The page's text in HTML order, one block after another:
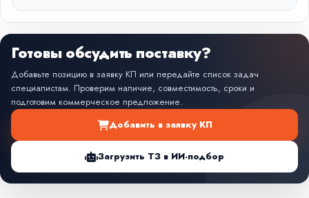
Готовы обсудить поставку?
Добавьте позицию в заявку КП или передайте список задач
специалистам. Проверим наличие, совместимость, сроки и
подготовим коммерческое предложение.
Добавить в заявку КП
Загрузить ТЗ в ИИ-подбор